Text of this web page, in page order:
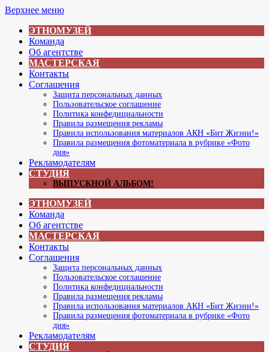
Перейти
содержимому
Верхнее меню
ЭТНОМУЗЕЙ
Команда
Об агентстве
МАСТЕРСКАЯ
Контакты
Соглашения
Защита персональных данных
Пользовательское соглашение
Политика конфедициальности
Правила размещения рекламы
Правила использования материалов АКН «Бит Жизни!»
Правила размещения фотоматериала в рубрике «Фото
дня»
Рекламодателям
СТУДИЯ
ВЫПУСКНОЙ АЛЬБОМ!
ЭТНОМУЗЕЙ
Команда
Об агентстве
МАСТЕРСКАЯ
Контакты
Соглашения
Защита персональных данных
Пользовательское соглашение
Политика конфедициальности
Правила размещения рекламы
Правила использования материалов АКН «Бит Жизни!»
Правила размещения фотоматериала в рубрике «Фото
дня»
Рекламодателям
СТУДИЯ